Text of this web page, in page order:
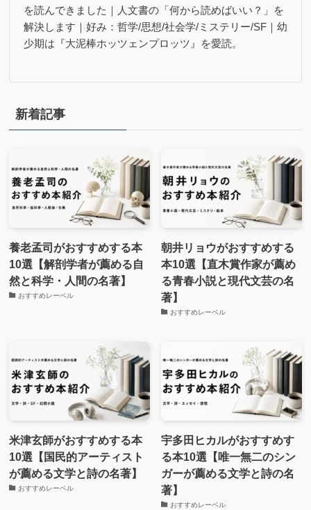
を読んできました｜人文書の「何から読めばいい？」を
解決します｜好み：哲学/思想/社会学/ミステリー/SF｜幼
少期は『大泥棒ホッツェンプロッツ』を愛読。
新着記事
養老孟司がおすすめする本
10選【解剖学者が薦める自
然と科学・人間の名著】
おすすめレーベル
朝井リョウがおすすめする
本10選【直木賞作家が薦め
る青春小説と現代文芸の名
著】
おすすめレーベル
米津玄師がおすすめする本
10選【国民的アーティスト
が薦める文学と詩の名著】
おすすめレーベル
宇多田ヒカルがおすすめす
る本10選【唯一無二のシン
ガーが薦める文学と詩の名
著】
おすすめレーベル